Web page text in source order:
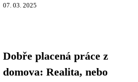
07. 03. 2025
Dobře placená práce z
domova: Realita, nebo